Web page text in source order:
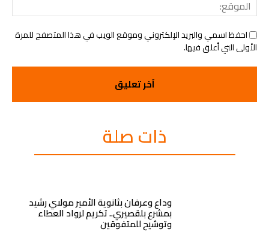
احفظ اسمي والبريد الإلكتروني وموقع الويب في هذا المتصفح للمرة
الأولى التي أعلق فيها.
ذات صلة
وداع وعرفان بثانوية الأمير مولاي رشيد
بمشرع بلقصيري.. تكريم لرواد العطاء
وتوشيح للمتفوقين